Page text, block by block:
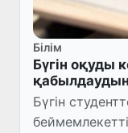
Білім
Бүгін оқуды
Бүгін
беймемлекеттік жоғары оқу